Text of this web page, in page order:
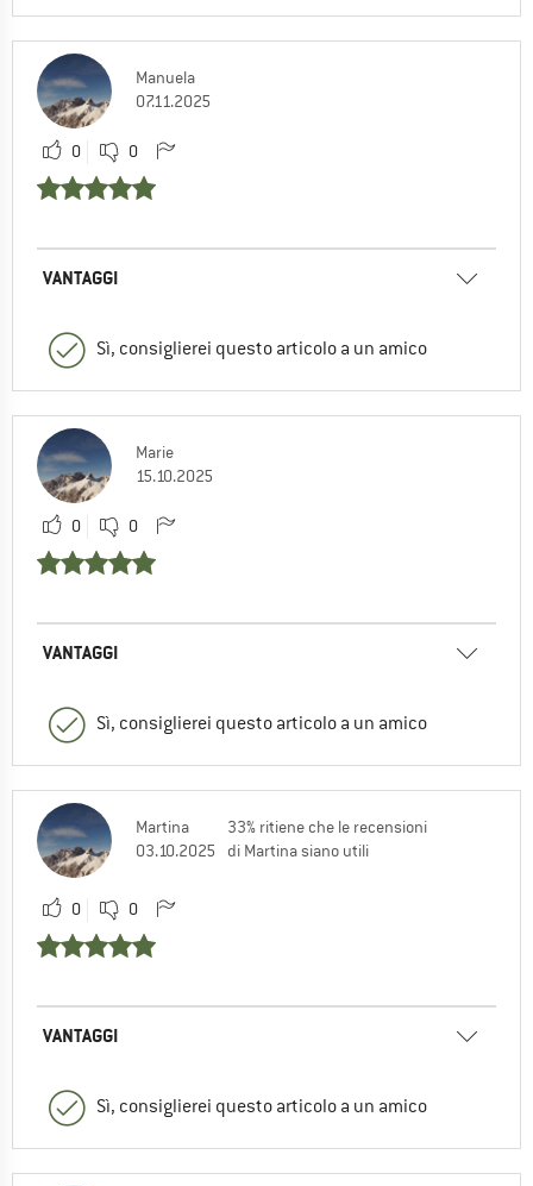
Manuela
07.11.2025
0 0
VANTAGGI
Sì, consiglierei questo articolo a un amico
Marie
15.10.2025
0 0
VANTAGGI
Sì, consiglierei questo articolo a un amico
Martina
03.10.2025
33% ritiene che le recensioni
di Martina siano utili
0 0
VANTAGGI
Sì, consiglierei questo articolo a un amico